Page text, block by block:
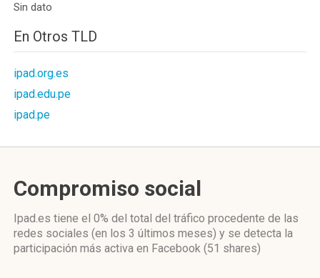
Sin dato
En Otros TLD
ipad.org.es
ipad.edu.pe
ipad.pe
Compromiso social
Ipad.es tiene el 0% del total del tráfico procedente de las
redes sociales (en los 3 últimos meses) y se detecta la
participación más activa en Facebook (51 shares)